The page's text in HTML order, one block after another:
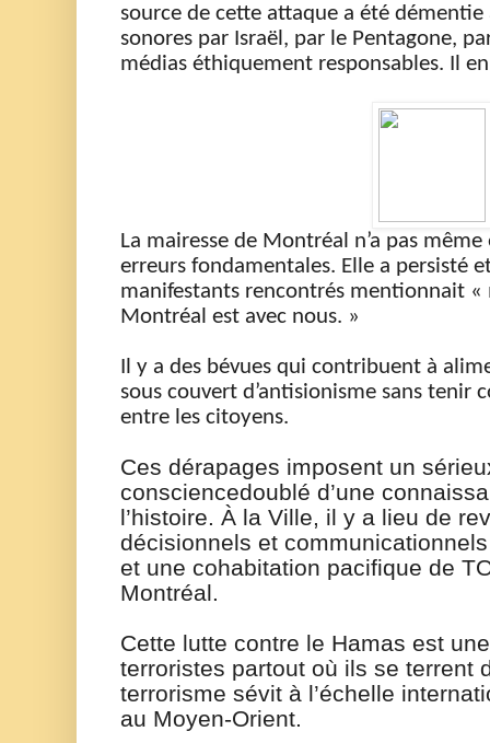
source de cette attaque a été démentie
sonores par Israël, par le Pentagone,
médias éthiquement responsables. Il
La mairesse de Montréal n’a pas même
erreurs fondamentales. Elle a persisté
manifestants rencontrés mentionnait «
Montréal est avec nous. »
Il y a des bévues qui contribuent à
sous couvert d’antisionisme sans tenir
entre les citoyens.
Ces dérapages imposent un
consciencedoublé d’une
l’histoire. À la Ville, il y a lieu de r
décisionnels et communicationnels
et une cohabitation pacifique de
Montréal .
Cette lutte contre le Hamas est
terroristes partout où ils se terrent
terrorisme sévit à l’échelle
au Moyen-Orient.